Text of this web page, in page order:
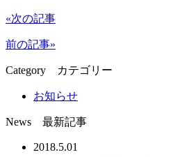
«次の記事
前の記事»
Category カテゴリー
お知らせ
News 最新記事
2018.5.01